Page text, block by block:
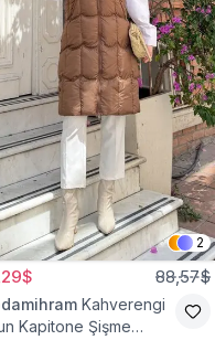
2
88,57$
Kahverengi
Kapitone Şişme